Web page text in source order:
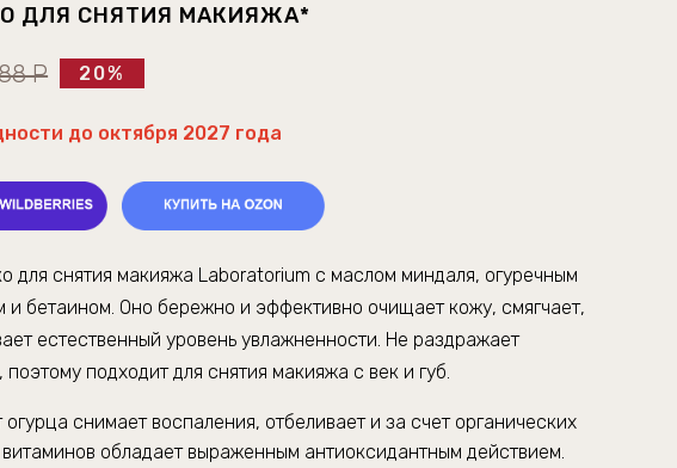
ДЛЯ СНЯТИЯ МАКИЯЖА*
Р 20%
до октября 2027 года
для снятия макияжа Laboratorium с маслом миндаля, огуречным
и бетаином. Оно бережно и эффективно очищает кожу, смягчает,
естественный уровень увлажненности. Не раздражает
поэтому подходит для снятия макияжа с век и губ.
огурца снимает воспаления, отбеливает и за счет органических
витаминов обладает выраженным антиоксидантным действием.